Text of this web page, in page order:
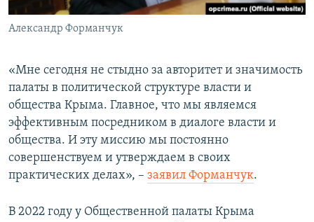
Александр Форманчук
«Мне сегодня не стыдно за авторитет и значимость
палаты в политической структуре власти и
общества Крыма. Главное, что мы являемся
эффективным посредником в диалоге власти и
общества. И эту миссию мы постоянно
совершенствуем и утверждаем в своих
практических делах», – заявил Форманчук.
В 2022 году у Общественной палаты Крыма